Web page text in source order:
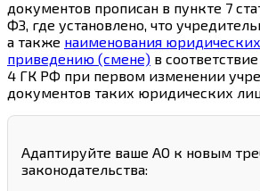
документов прописан в пункте 7
ФЗ, где установлено, что
а также наименования
приведению (смене) в
4 ГК РФ при первом изменении
документов таких юридических
Адаптируйте ваше АО к новым
законодательства: